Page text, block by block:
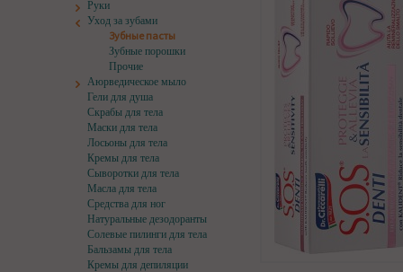
Руки
Уход за зубами
Зубные пасты
Зубные порошки
Прочие
Аюрведическое мыло
Гели для душа
Скрабы для тела
Маски для тела
Лосьоны для тела
Кремы для тела
Сыворотки для тела
Масла для тела
Средства для ног
Натуральные дезодоранты
Солевые пилинги для тела
Бальзамы для тела
Кремы для депиляции